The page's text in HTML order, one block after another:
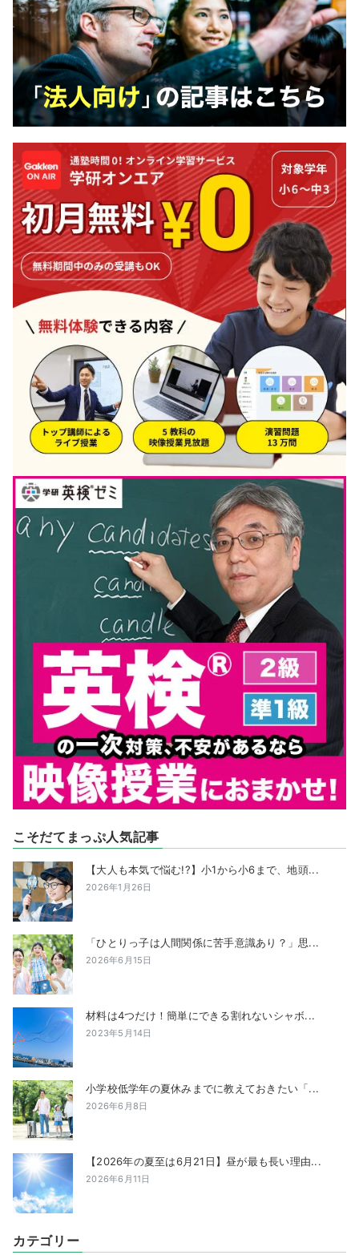
こそだてまっぷ人気記事
【大人も本気で悩む!?】小1から小6まで、地頭...
2026年1月26日
「ひとりっ子は人間関係に苦手意識あり？」思...
2026年6月15日
材料は4つだけ！簡単にできる割れないシャボ...
2023年5月14日
小学校低学年の夏休みまでに教えておきたい「...
2026年6月8日
【2026年の夏至は6月21日】昼が最も長い理由...
2026年6月11日
カテゴリー